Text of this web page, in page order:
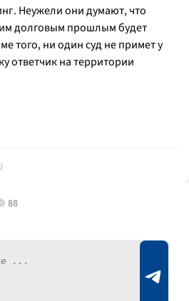
Неужели они думают, что
долговым прошлым будет
того, ни один суд не примет у
ответчик на территории
2
88